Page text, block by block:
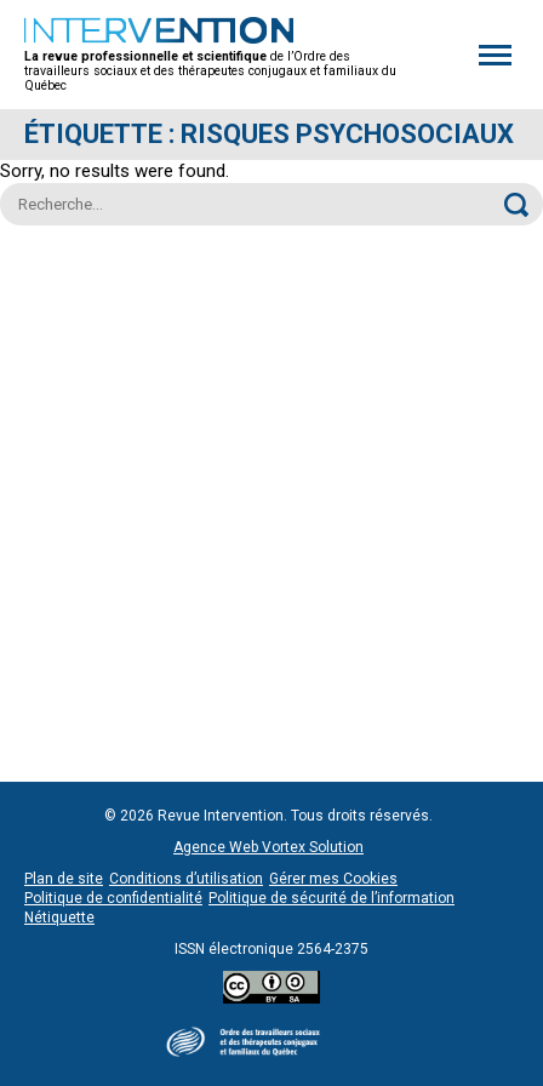
La revue professionnelle et scientifique de l’Ordre des
travailleurs sociaux et des thérapeutes conjugaux et familiaux du
Québec
site
ÉTIQUETTE : RISQUES PSYCHOSOCIAUX
Sorry, no results were found.
Rechercher :
© 2026 Revue Intervention. Tous droits réservés.
Agence Web Vortex Solution
Plan de site Conditions d’utilisation Gérer mes Cookies
Politique de confidentialité Politique de sécurité de l’information
Nétiquette
ISSN électronique 2564-2375